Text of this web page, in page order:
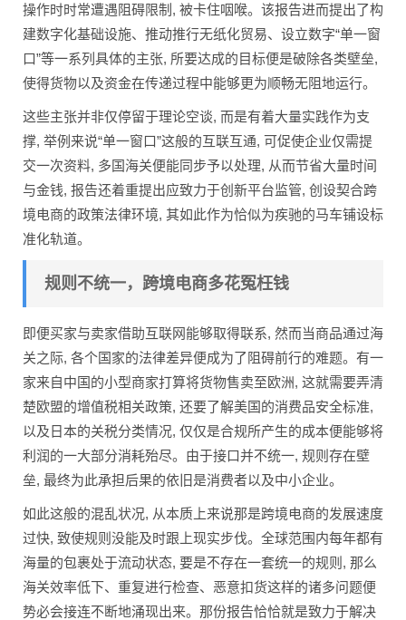
操作时时常遭遇阻碍限制, 被卡住咽喉。该报告进而提出了构
建数字化基础设施、推动推行无纸化贸易、设立数字“单一窗
口”等一系列具体的主张, 所要达成的目标便是破除各类壁垒,
使得货物以及资金在传递过程中能够更为顺畅无阻地运行。
这些主张并非仅停留于理论空谈, 而是有着大量实践作为支
撑, 举例来说“单一窗口”这般的互联互通, 可促使企业仅需提
交一次资料, 多国海关便能同步予以处理, 从而节省大量时间
与金钱, 报告还着重提出应致力于创新平台监管, 创设契合跨
境电商的政策法律环境, 其如此作为恰似为疾驰的马车铺设标
准化轨道。
规则不统一，跨境电商多花冤枉钱
即便买家与卖家借助互联网能够取得联系, 然而当商品通过海
关之际, 各个国家的法律差异便成为了阻碍前行的难题。有一
家来自中国的小型商家打算将货物售卖至欧洲, 这就需要弄清
楚欧盟的增值税相关政策, 还要了解美国的消费品安全标准,
以及日本的关税分类情况, 仅仅是合规所产生的成本便能够将
利润的一大部分消耗殆尽。由于接口并不统一, 规则存在壁
垒, 最终为此承担后果的依旧是消费者以及中小企业。
如此这般的混乱状况, 从本质上来说那是跨境电商的发展速度
过快, 致使规则没能及时跟上现实步伐。全球范围内每年都有
海量的包裹处于流动状态, 要是不存在一套统一的规则, 那么
海关效率低下、重复进行检查、恶意扣货这样的诸多问题便
势必会接连不断地涌现出来。那份报告恰恰就是致力于解决